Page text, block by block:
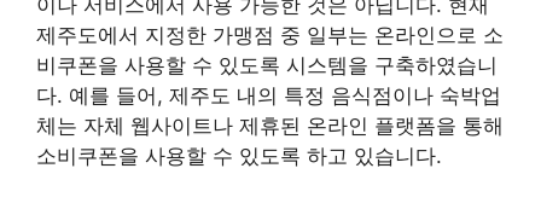
제주도에서 지정한 가맹점 중 일부는 온라인으로 소
비쿠폰을 사용할 수 있도록 시스템을 구축하였습니
다. 예를 들어, 제주도 내의 특정 음식점이나 숙박업
체는 자체 웹사이트나 제휴된 온라인 플랫폼을 통해
소비쿠폰을 사용할 수 있도록 하고 있습니다.